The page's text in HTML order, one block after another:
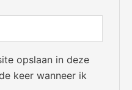
opslaan in deze
keer wanneer ik